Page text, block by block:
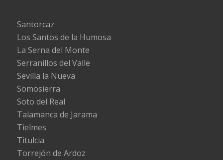
Santorcaz
Los Santos de la Humosa
La Serna del Monte
Serranillos del Valle
Sevilla la Nueva
Somosierra
Soto del Real
Talamanca de Jarama
Tielmes
Titulcia
Torrejón de Ardoz